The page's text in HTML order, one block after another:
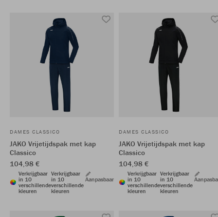
DAMES CLASSICO
JAKO Vrijetijdspak met kap
Classico
104,98 €
Verkrijgbaar
in 10
verschillende
kleuren
Verkrijgbaar
in 10
verschillende
kleuren
Aanpasbaar
DAMES CLASSICO
JAKO Vrijetijdspak met kap
Classico
104,98 €
Verkrijgbaar
in 10
verschillende
kleuren
Verkrijgbaar
in 10
verschillende
kleuren